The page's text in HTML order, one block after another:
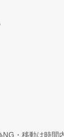
NG・移動は時間